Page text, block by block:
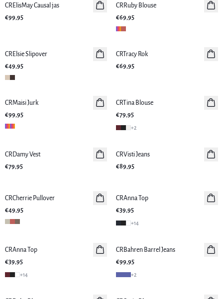
Nieuws
CRElisMay Causal jas
€99,95
Nieuws
CRRuby Blouse
€69,95
Nieuws
CRElsie Slipover
€49,95
Nieuws
CRTracy Rok
€69,95
Nieuws
CRMaisi Jurk
€99,95
Nieuws
CRTina Blouse
€79,95
+2
Nieuws
CRDamy Vest
€79,95
Nieuws
CRVisti Jeans
€89,95
Nieuws
CRCherrie Pullover
€49,95
Nieuws
CRAnna Top
€39,95
+14
Nieuws
CRAnna Top
€39,95
+14
Nieuws
CRBahren Barrel Jeans
€99,95
+2